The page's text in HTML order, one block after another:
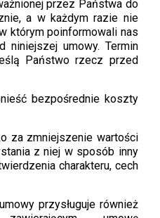
przez Państwa do
a w każdym razie nie
którym poinformowali nas
niniejszej umowy. Termin
Państwo rzecz przed
bezpośrednie koszty
za zmniejszenie wartości
z niej w sposób inny
charakteru, cech
przysługuje również